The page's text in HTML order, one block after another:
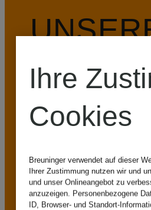
Kostenloser
149€
Ihre
Cookies
Breuninger verwendet auf dieser
Ihrer Zustimmung nutzen wir und
und unser Onlineangebot zu
anzuzeigen. Personenbezogene
ID, Browser- und Standort-